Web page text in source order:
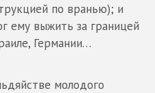
по вранью); и
ему выжить за границей
Германии…
молодого